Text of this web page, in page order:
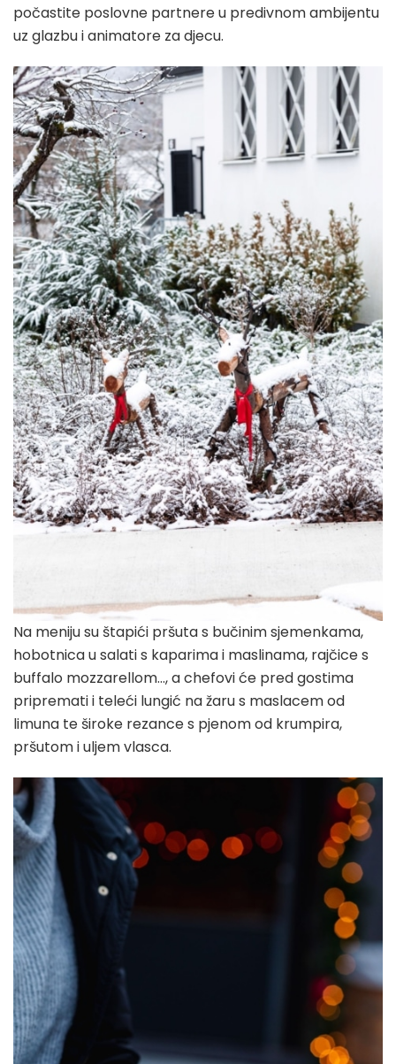
počastite poslovne partnere u predivnom ambijentu
uz glazbu i animatore za djecu.
Na meniju su štapići pršuta s bučinim sjemenkama,
hobotnica u salati s kaparima i maslinama, rajčice s
buffalo mozzarellom…, a chefovi će pred gostima
pripremati i teleći lungić na žaru s maslacem od
limuna te široke rezance s pjenom od krumpira,
pršutom i uljem vlasca.